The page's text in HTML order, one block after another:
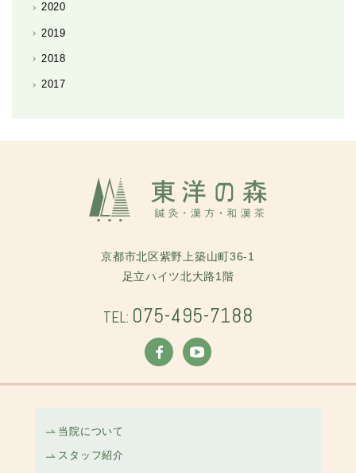
2020
2019
2018
2017
京都市北区紫野上築山町36-1
足立ハイツ北大路1階
TEL: 075-495-7188
当院について
スタッフ紹介